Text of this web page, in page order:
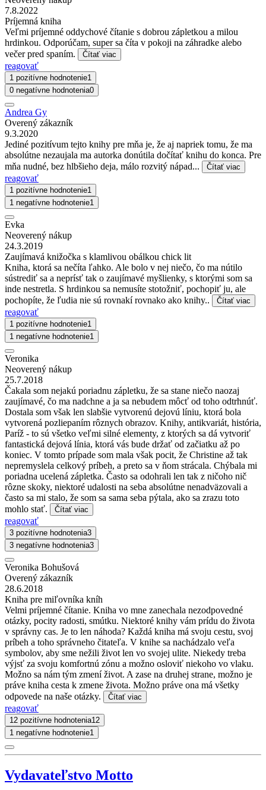
7.8.2022
Príjemná kniha
Veľmi príjemné oddychové čítanie s dobrou zápletkou a milou
hrdinkou. Odporúčam, super sa číta v pokoji na záhradke alebo
večer pred spaním.
Čítať viac
reagovať
1 pozitívne hodnotenie1
0 negatívne hodnotenia0
Andrea Gy
Overený zákazník
9.3.2020
Jediné pozitívum tejto knihy pre mňa je, že aj napriek tomu, že ma
absolútne nezaujala ma autorka donútila dočítať knihu do konca. Pre
mňa nudné, bez hlbšieho deja, málo rozvitý nápad...
Čítať viac
reagovať
1 pozitívne hodnotenie1
1 negatívne hodnotenie1
Evka
Neoverený nákup
24.3.2019
Zaujímavá knižočka s klamlivou obálkou chick lit
Kniha, ktorá sa nečíta ľahko. Ale bolo v nej niečo, čo ma nútilo
sústrediť sa a neprísť tak o zaujímavé myšlienky, s ktorými som sa
inde nestretla. S hrdinkou sa nemusíte stotožniť, pochopiť ju, ale
pochopíte, že ľudia nie sú rovnakí rovnako ako knihy..
Čítať viac
reagovať
1 pozitívne hodnotenie1
1 negatívne hodnotenie1
Veronika
Neoverený nákup
25.7.2018
Čakala som nejakú poriadnu zápletku, že sa stane niečo naozaj
zaujímavé, čo ma nadchne a ja sa nebudem môcť od toho odtrhnúť.
Dostala som však len slabšie vytvorenú dejovú líniu, ktorá bola
vytvorená pozliepaním rôznych obrazov. Knihy, antikvariát, história,
Paríž - to sú všetko veľmi silné elementy, z ktorých sa dá vytvoriť
fantastická dejová línia, ktorá vás bude držať od začiatku až po
koniec. V tomto prípade som mala však pocit, že Christine až tak
nepremyslela celkový príbeh, a preto sa v ňom strácala. Chýbala mi
poriadna ucelená zápletka. Často sa odohrali len tak z ničoho nič
rôzne skoky, niektoré udalosti na seba absolútne nenadväzovali a
často sa mi stalo, že som sa sama seba pýtala, ako sa zrazu toto
mohlo stať.
Čítať viac
reagovať
3 pozitívne hodnotenia3
3 negatívne hodnotenia3
Veronika Bohušová
Overený zákazník
28.6.2018
Kniha pre miľovníka kníh
Velmi príjemné čítanie. Kniha vo mne zanechala nezodpovedné
otázky, pocity radosti, smútku. Niektoré knihy vám prídu do života
v správny cas. Je to len náhoda? Každá kniha má svoju cestu, svoj
príbeh a toho správneho čitateľa. V knihe sa nachádzalo veľa
symbolov, aby sme nežili život len vo svojej ulite. Niekedy treba
výjsť za svoju komfortnú zónu a možno osloviť niekoho vo vlaku.
Možno sa nám tým zmení život. A zase na druhej strane, možno je
práve kniha cesta k zmene života. Možno práve ona má všetky
odpovede na naše otázky.
Čítať viac
reagovať
12 pozitívne hodnotenia12
1 negatívne hodnotenie1
Vydavateľstvo Motto